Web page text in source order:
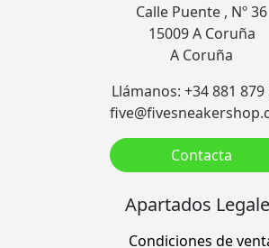
Calle Puente , Nº 36
15009 A Coruña
A Coruña
Llámanos: +34 881 879
Contacta
Apartados
Condiciones de